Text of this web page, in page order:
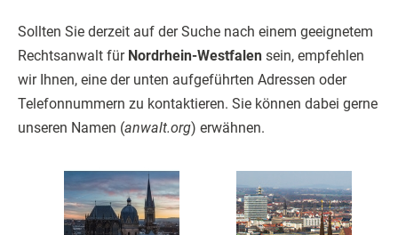
Sollten Sie derzeit auf der Suche nach einem geeignetem
Rechtsanwalt für Nordrhein-Westfalen sein, empfehlen
wir Ihnen, eine der unten aufgeführten Adressen oder
Telefonnummern zu kontaktieren. Sie können dabei gerne
unseren Namen (anwalt.org) erwähnen.